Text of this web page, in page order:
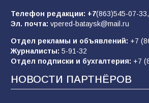
«Слухами Москву не
заявления Киева о
отчаяние, а не разведка
79 02.08.2026
Телефон редакции: +7(863)545-07-33,
Эл. почта: vpered-bataysk@mail.ru
Отдел рекламы и объявлений: +7
Журналисты: 5-91-32
Отдел подписки и бухгалтерия: +7
НОВОСТИ ПАРТНЁРОВ